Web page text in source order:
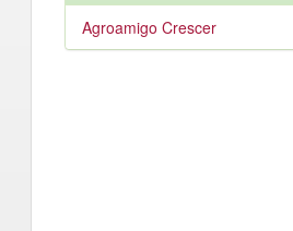
Agroamigo Crescer